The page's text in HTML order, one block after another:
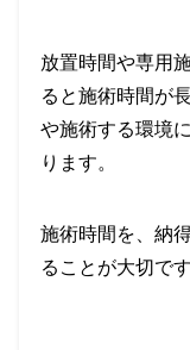
放置時間や専用
ると施術時間が
や施術する環境
ります。
施術時間を、納
ることが大切です